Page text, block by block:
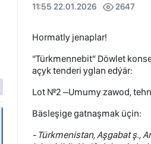
11:55 22.01.2026 2647
Hormatly jenaplar!
“Türkmennebit” Döwlet
açyk tenderi yglan edýär:
Lot №2 –Umumy zawod,
Bäsleşige gatnaşmak üçin:
- Türkmenistan, Aşgabat ş.,